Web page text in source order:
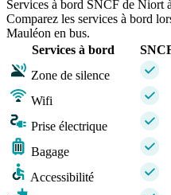
Services à bord SNCF de Niort
Comparez les services à bord
Mauléon en bus.
Services à bord
Zone de silence
Wifi
Prise électrique
Bagage
Accessibilité